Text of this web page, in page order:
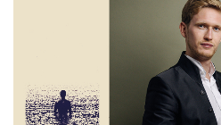
jest dla mnie osobiście
historia wiąże się z Ars Cantus
zespół nigdy nie miał koncertu
Wratislavii Cantans, a jedynie
towarzyszącego! Jego